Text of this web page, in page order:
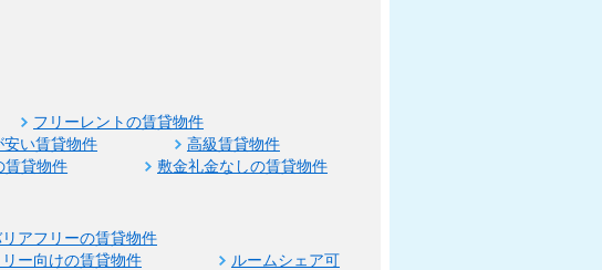
フリーレントの賃貸物件
安い賃貸物件
高級賃貸物件
賃貸物件 敷金礼金なしの賃貸物件
アフリーの賃貸物件
ー向けの賃貸物件
ルームシェア可